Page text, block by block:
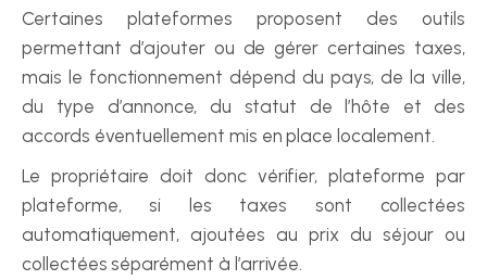
Certaines plateformes proposent des outils
permettant d’ajouter ou de gérer certaines taxes,
mais le fonctionnement dépend du pays, de la ville,
du type d’annonce, du statut de l’hôte et des
accords éventuellement mis en place localement.
Le propriétaire doit donc vérifier, plateforme par
plateforme, si les taxes sont collectées
automatiquement, ajoutées au prix du séjour ou
collectées séparément à l’arrivée.